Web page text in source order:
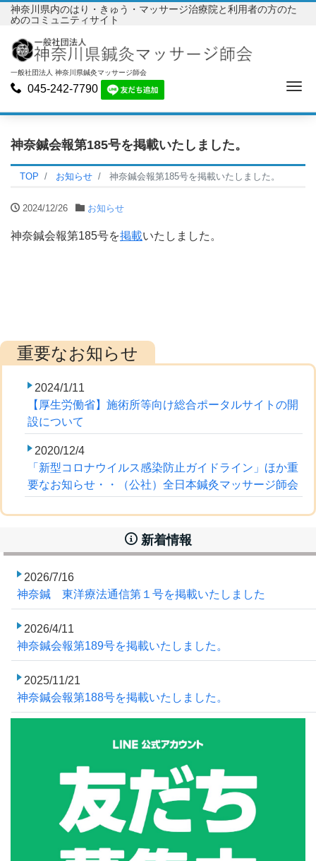
神奈川県内のはり・きゅう・マッサージ治療院と利用者の方のた
めのコミュニティサイト
一般社団法人 神奈川県鍼灸マッサージ師会
045-242-7790
神奈鍼会報第185号を掲載いたしました。
TOP お知らせ 神奈鍼会報第185号を掲載いたしました。
2024/12/26 お知らせ
神奈鍼会報第185号を掲載いたしました。
2024/1/11
【厚生労働省】施術所等向け総合ポータルサイトの開
設について
2020/12/4
「新型コロナウイルス感染防止ガイドライン」ほか重
要なお知らせ・・（公社）全日本鍼灸マッサージ師会
新着情報
2026/7/16
神奈鍼 東洋療法通信第１号を掲載いたしました
2026/4/11
神奈鍼会報第189号を掲載いたしました。
2025/11/21
神奈鍼会報第188号を掲載いたしました。